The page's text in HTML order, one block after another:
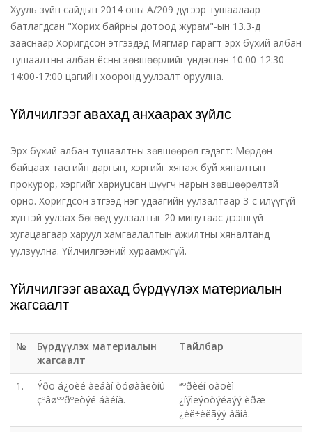
Хууль зүйн сайдын 2014 оны А/209 дүгээр тушаалаар
батлагдсан "Хорих байрны дотоод журам"-ын 13.3-д
зааснаар Хоригдсон этгээдэд Мягмар гарагт эрх бүхий албан
тушаалтны албан ёсны зөвшөөрлийг үндэслэн 10:00-12:30
14:00-17:00 цагийн хооронд уулзалт оруулна.
Үйлчилгээг авахад анхаарах зүйлс
Эрх бүхий албан тушаалтны зөвшөөрөл гэдэгт: Мөрдөн
байцаах тасгийн даргын, хэргийг хянаж буй хяналтын
прокурор, хэргийг хариуцсан шүүгч нарын зөвшөөрөлтэй
орно. Хоригдсон этгээд нэг удаагийн уулзалтаар 3-с илүүгүй
хүнтэй уулзах бөгөөд уулзалтыг 20 минутаас дээшгүй
хугацаагаар харуул хамгаалалтын ажилтны хяналтанд
уулзуулна. Үйлчилгээний хураамжгүй.
Үйлчилгээг авахад бүрдүүлэх материалын
жагсаалт
№
Бүрдүүлэх материалын
жагсаалт
Тайлбар
1.
Ýðõ á¿õèé àëáàí òóøààëòíû
çºâøººðºëòýé áàéíà.
ªºðèéí öàõèì
¿íýìëýõòýéãýý èðæ
¿éë÷èëãýý àâíà.